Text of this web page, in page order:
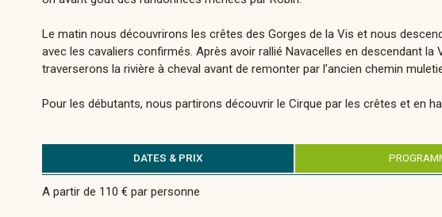
Le matin nous découvrirons les crêtes des Gorges de la Vis et nous
avec les cavaliers confirmés. Après avoir rallié Navacelles en descendant
traverserons la rivière à cheval avant de remonter par l’ancien chemin
Pour les débutants, nous partirons découvrir le Cirque par les crêtes et en
DATES & PRIX
A partir de 110 € par personne